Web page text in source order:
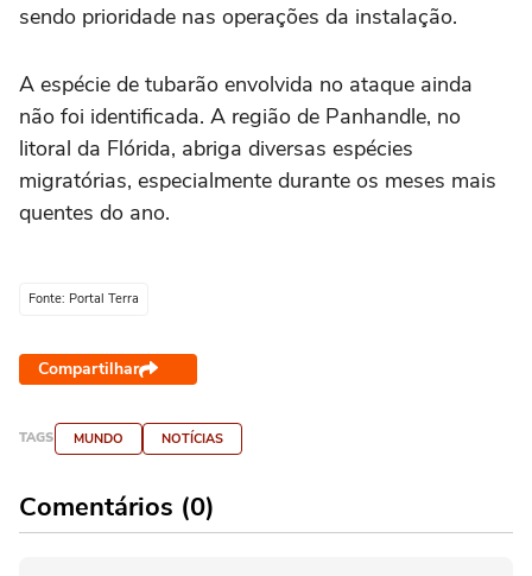
sendo prioridade nas operações da instalação.
A espécie de tubarão envolvida no ataque ainda
não foi identificada. A região de Panhandle, no
litoral da Flórida, abriga diversas espécies
migratórias, especialmente durante os meses mais
quentes do ano.
Fonte: Portal Terra
Compartilhar
TAGS MUNDO NOTÍCIAS
Comentários (0)